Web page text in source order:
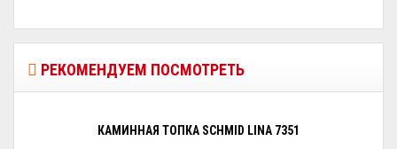
РЕКОМЕНДУЕМ ПОСМОТРЕТЬ
КАМИННАЯ ТОПКА SCHMID LINA 7351